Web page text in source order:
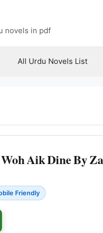
novels in pdf
All Urdu Novels List
Woh Aik Dine By
Friendly